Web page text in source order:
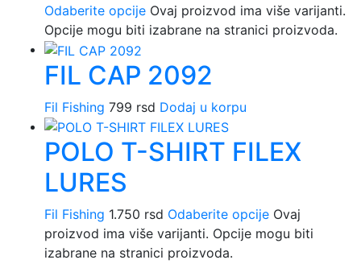
Odaberite opcije Ovaj proizvod ima više varijanti.
Opcije mogu biti izabrane na stranici proizvoda.
FIL CAP 2092
Fil Fishing 799 rsd Dodaj u korpu
POLO T-SHIRT FILEX
LURES
Fil Fishing 1.750 rsd Odaberite opcije Ovaj
proizvod ima više varijanti. Opcije mogu biti
izabrane na stranici proizvoda.